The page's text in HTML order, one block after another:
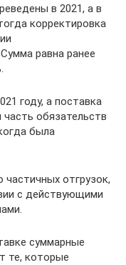
в 2021, а в
корректировка
равна ранее
году, а поставка
обязательств
была
частичных отгрузок,
с действующими
суммарные
те, которые